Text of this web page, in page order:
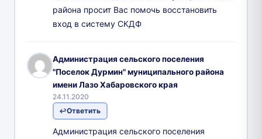
района просит Вас помочь восстановить
вход в систему СКДФ
Администрация сельского поселения
"Поселок Дурмин" муниципального района
имени Лазо Хабаровского края
24.11.2020
Ответить
Администрация сельского поселения